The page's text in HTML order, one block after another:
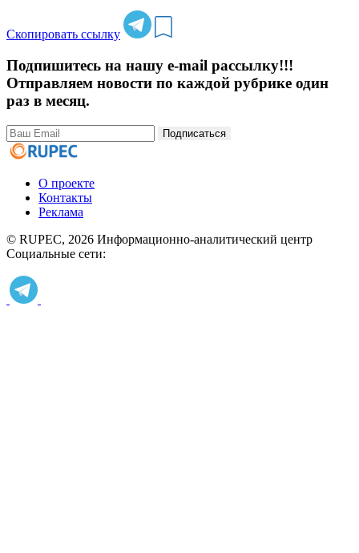
Скопировать ссылку
Подпишитесь на нашу e-mail рассылку!!!
Отправляем новости по каждой рубрике один
раз в месяц.
Подписаться
О проекте
Контакты
Реклама
© RUPEC, 2026 Информационно-аналитический центр
Социальные сети: